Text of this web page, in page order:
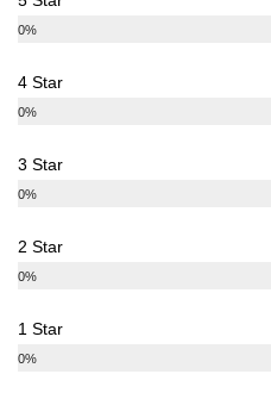
0%
4 Star
0%
3 Star
0%
2 Star
0%
1 Star
0%